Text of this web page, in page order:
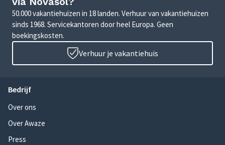
50.000 vakantiehuizen in 18 landen. Verhuur van vakantiehuizen
sinds 1968. Servicekantoren door heel Europa. Geen
boekingskosten.
Verhuur je vakantiehuis
Bedrijf
Over ons
Over Awaze
Press